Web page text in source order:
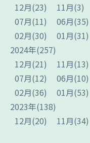
12月(23) 11月(3)
07月(11) 06月(35)
02月(30) 01月(31)
2024年(257)
12月(21) 11月(13)
07月(12) 06月(10)
02月(36) 01月(53)
2023年(138)
12月(20) 11月(34)